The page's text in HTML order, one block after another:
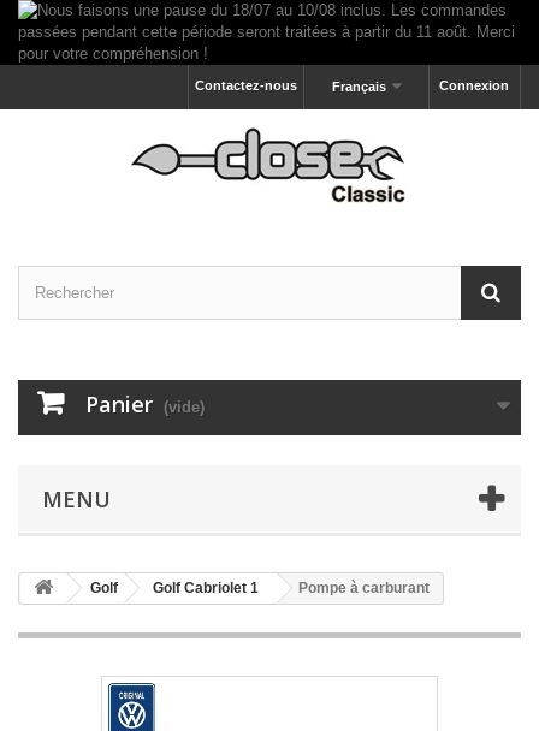
Connexion
Français
Contactez-nous
Panier (vide)
MENU
Golf Golf Cabriolet 1 Pompe à carburant